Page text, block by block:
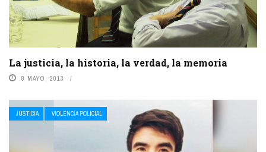
La justicia, la historia, la verdad, la memoria
8 MAYO, 2013
JUSTICIA VIOLENCIA POLICIAL